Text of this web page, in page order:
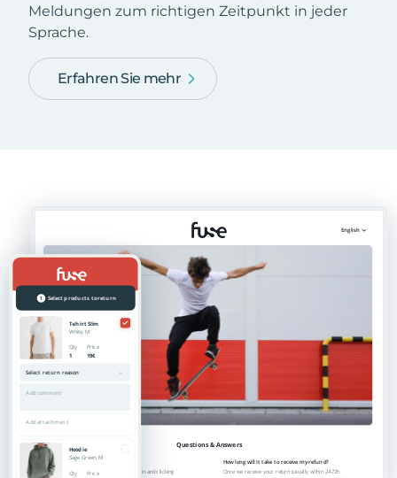
Meldungen zum richtigen Zeitpunkt in jeder
Sprache.
Erfahren Sie mehr